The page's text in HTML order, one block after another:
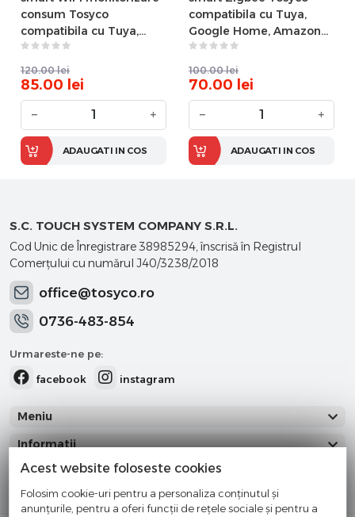
consum Tosyco
compatibila cu Tuya,
Google Home, Amazon
Alexa
120.00 lei
85.00 lei
− +
ADAUGATI IN COS
compatibila cu Tuya,
Google Home, Amazon
Alexa
100.00 lei
70.00 lei
− +
ADAUGATI IN COS
S.C. TOUCH SYSTEM COMPANY S.R.L.
Cod Unic de Înregistrare 38985294, înscrisă în Registrul
Comerţului cu numărul J40/3238/2018
office@tosyco.ro
0736-483-854
Urmareste-ne pe:
facebook
instagram
Meniu
Informatii
Categorii
Acest website foloseste cookies
Folosim cookie-uri pentru a personaliza conținutul și
anunțurile, pentru a oferi funcții de rețele sociale și pentru a